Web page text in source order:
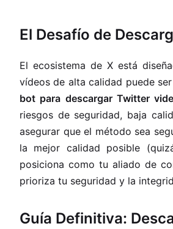
El Desafío de
El ecosistema de X está
vídeos de alta calidad puede
bot para descargar Twitter
riesgos de seguridad, baja
asegurar que el método sea
la mejor calidad posible
posiciona como tu aliado de
prioriza tu seguridad y la
Guía Definitiva: